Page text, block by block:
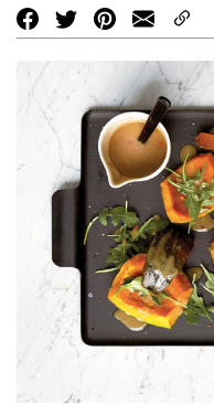
Share
on
Facebook
Share
on
Twitter
Share
on
Pinterest